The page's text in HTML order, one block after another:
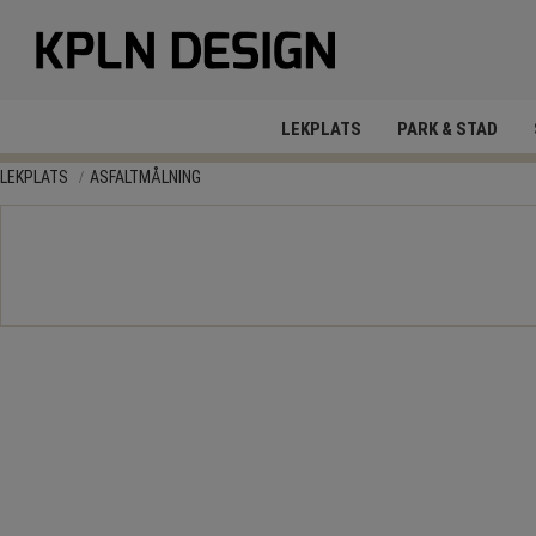
LEKPLATS PARK & STAD
LEKPLATS ASFALTMÅLNING